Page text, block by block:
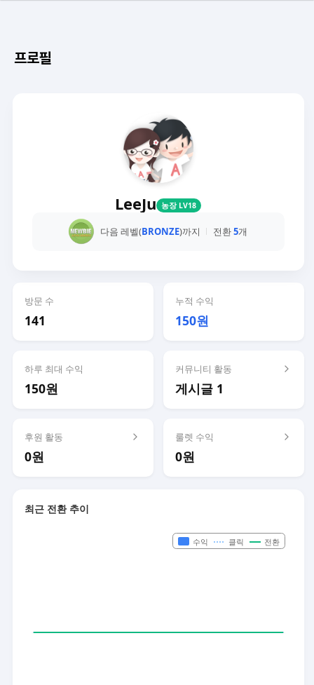
프로필
LeeJu 농장 LV18
다음 레벨(BRONZE)까지 전환5개
방문 수
141
누적 수익
150원
하루 최대 수익
150원
커뮤니티 활동
게시글 1
후원 활동
0원
룰렛 수익
0원
최근 전환 추이